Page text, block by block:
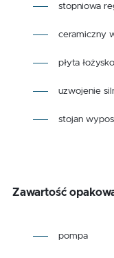
stopniowa
ceramiczny
płyta
uzwojenie
stojan
Zawartość
pompa